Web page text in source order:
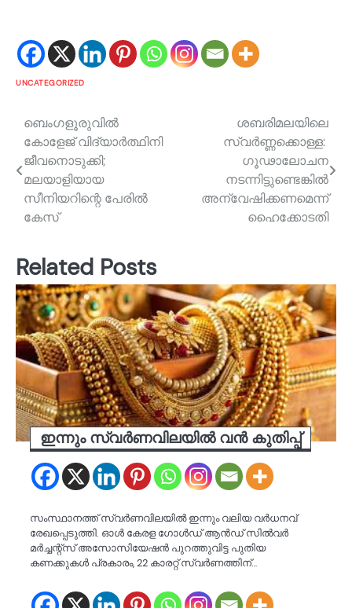
UNCATEGORIZED
Post
navigation
ബെംഗളൂരുവില്‍
കോളേജ് വിദ്യാര്‍ത്ഥിനി
ജീവനൊടുക്കി;
മലയാളിയായ
സീനിയറിന്റെ പേരില്‍
കേസ്
ശബരിമലയിലെ
സ്വർണ്ണക്കൊള്ള: ​
ഗൂഢാലോചന
നടന്നിട്ടുണ്ടെങ്കിൽ
അന്വേഷിക്കണമെന്ന്
ഹൈക്കോടതി
Related Posts
ഇന്നും സ്വർണവിലയിൽ വൻ കുതിപ്പ്
സംസ്ഥാനത്ത് സ്വർണവിലയിൽ ഇന്നും വലിയ വർധനവ്
രേഖപ്പെടുത്തി. ഓൾ കേരള ഗോൾഡ് ആൻഡ് സിൽവർ
മർച്ചന്റ്സ് അസോസിയേഷൻ പുറത്തുവിട്ട പുതിയ
കണക്കുകൾ പ്രകാരം, 22 കാരറ്റ് സ്വർണത്തിന്…